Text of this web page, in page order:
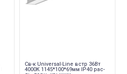
Св-к Universal-Line встр 36Вт
4000К 1145*100*69мм IP40 рас-